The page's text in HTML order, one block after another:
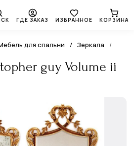
ГДЕ ЗАКАЗ ИЗБРАННОЕ КОРЗИНА
для спальни Зеркала
guy Volume ii